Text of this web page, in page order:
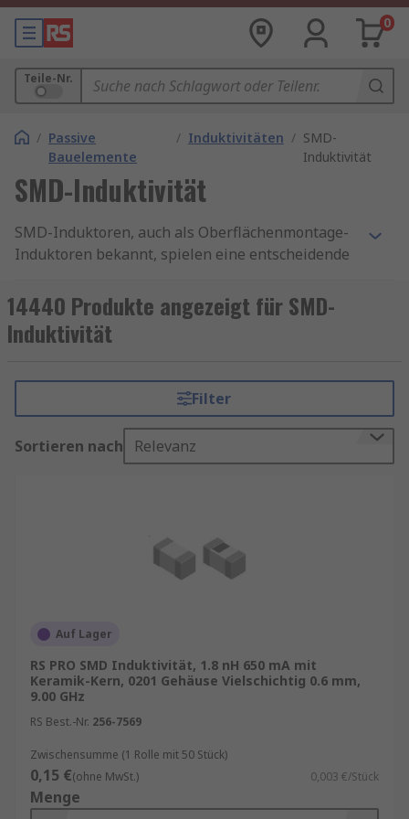
0
Teile-Nr.
/ Passive
Bauelemente
/ Induktivitäten / SMD-
Induktivität
SMD-Induktivität
SMD-Induktoren, auch als Oberflächenmontage-
Induktoren bekannt, spielen eine entscheidende
verschiedene Arten von SMD-Induktoren.
Darunter sind Keramik-Induktoren, die für hohe
Frequenzen benutzt werden können, Ferrit-
niedrigeren Frequenzen bekannt sind. Hinzu
kommen noch Drosselspulen, sie können effektiv
Hochfrequenzrauschen filtern. Diese kleinen,
aber leistungsstarken Bauelemente sind
In der Welt der Elektronik sind SMD-Induktoren
unverzichtbare Bauelemente, die eine
spielen. Ihre kompakte Bauweise, vielseitigen
Anwendungsbereiche und die Verfügbarkeit in
verschiedenen Ausführungen machen sie zu
einer bevorzugten Wahl für Ingenieure und
entscheidend, die spezifischen Anforderungen
der Anwendung zu berücksichtigen, um optimale
Leistung und Effizienz zu gewährleisten.
14440 Produkte angezeigt für SMD-
Induktivität
Filter
Sortieren nach Relevanz
Auf Lager
RS PRO SMD Induktivität, 1.8 nH 650 mA mit
Keramik-Kern, 0201 Gehäuse Vielschichtig 0.6 mm,
9.00 GHz
RS Best.-Nr. 256-7569
Zwischensumme (1 Rolle mit 50 Stück)
0,15 €(ohne MwSt.) 0,003 €/Stück
Menge